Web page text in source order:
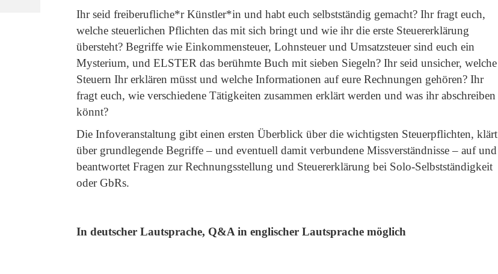
Ihr seid freiberufliche*r Künstler*in und habt euch selbstständig gemacht? Ihr fragt euch,
welche steuerlichen Pflichten das mit sich bringt und wie ihr die erste Steuererklärung
übersteht? Begriffe wie Einkommensteuer, Lohnsteuer und Umsatzsteuer sind euch ein
Mysterium, und ELSTER das berühmte Buch mit sieben Siegeln? Ihr seid unsicher, welche
Steuern Ihr erklären müsst und welche Informationen auf eure Rechnungen gehören? Ihr
fragt euch, wie verschiedene Tätigkeiten zusammen erklärt werden und was ihr abschreiben
könnt?
Die Infoveranstaltung gibt einen ersten Überblick über die wichtigsten Steuerpflichten, klärt
über grundlegende Begriffe – und eventuell damit verbundene Missverständnisse – auf und
beantwortet Fragen zur Rechnungsstellung und Steuererklärung bei Solo-Selbstständigkeit
oder GbRs.
In deutscher Lautsprache, Q&A in englischer Lautsprache möglich